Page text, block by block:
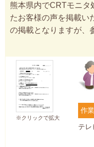
熊本県内でCRTモニタ
たお客様の声を掲載い
の掲載となりますが、
※クリックで拡大
作
テレ